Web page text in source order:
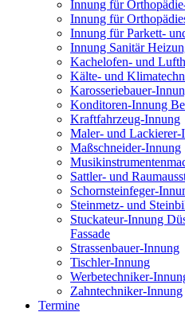
Innung für
Innung für
Innung für Parkett-
Innung Sanitär
Kachelofen- und
Kälte- und
Karosseriebauer-
Konditoren-Innung
Kraftfahrzeug-Innung
Maler- und Lackierer-
Maßschneider-Innung
Sattler- und
Schornsteinfeger-
Steinmetz- und
Stuckateur-Innung
Fassade
Strassenbauer-Innung
Tischler-Innung
Werbetechniker-
Zahntechniker-Innung
Termine